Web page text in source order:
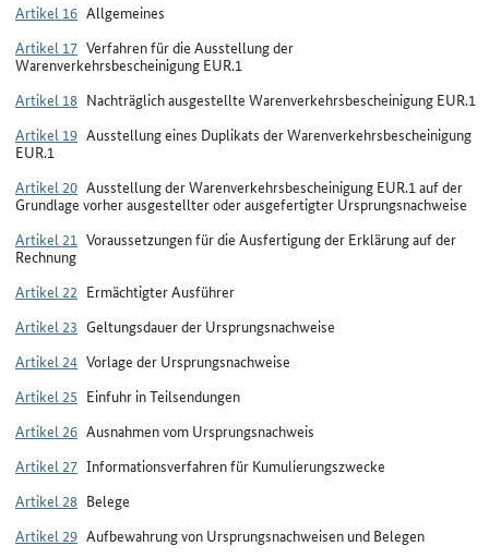
Artikel 16 Allgemeines
Artikel 17 Verfahren für die Ausstellung der
Warenverkehrsbescheinigung EUR.1
Artikel 18 Nachträglich ausgestellte Warenverkehrsbescheinigung EUR.1
Artikel 19 Ausstellung eines Duplikats der Warenverkehrsbescheinigung
EUR.1
Artikel 20 Ausstellung der Warenverkehrsbescheinigung EUR.1 auf der
Grundlage vorher ausgestellter oder ausgefertigter Ursprungsnachweise
Artikel 21 Voraussetzungen für die Ausfertigung der Erklärung auf der
Rechnung
Artikel 22 Ermächtigter Ausführer
Artikel 23 Geltungsdauer der Ursprungsnachweise
Artikel 24 Vorlage der Ursprungsnachweise
Artikel 25 Einfuhr in Teilsendungen
Artikel 26 Ausnahmen vom Ursprungsnachweis
Artikel 27 Informationsverfahren für Kumulierungszwecke
Artikel 28 Belege
Artikel 29 Aufbewahrung von Ursprungsnachweisen und Belegen